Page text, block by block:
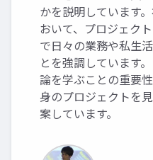
かを説明しています
おいて、プロジェク
で日々の業務や私生
とを強調しています
論を学ぶことの重要
身のプロジェクトを
案しています。